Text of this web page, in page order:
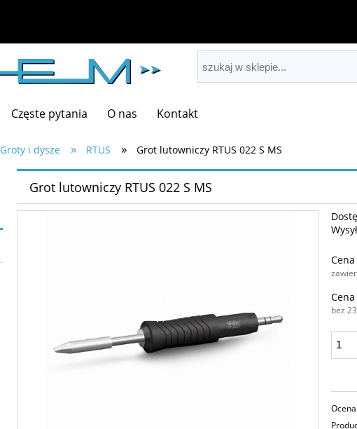
Częste pytania O nas Kontakt
Groty i dysze » RTUS » Grot lutowniczy RTUS 022 S MS
Grot lutowniczy RTUS 022 S MS
bez